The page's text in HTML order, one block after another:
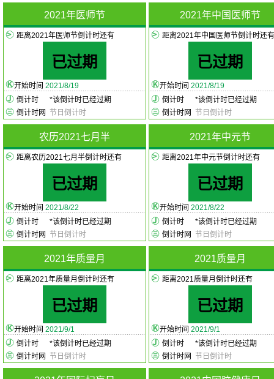
2021年医师节
距离2021年医师节倒计时还有
已过期
开始时间 2021/8/19
倒计时
*该倒计时已经过期
倒计时网
节日倒计时
2021年中国医师节
距离2021年中国医师节倒计时还有
已过期
开始时间 2021/8/19
倒计时
*该倒计时已经过期
倒计时网
节日倒计时
农历2021七月半
距离农历2021七月半倒计时还有
已过期
开始时间 2021/8/22
倒计时
*该倒计时已经过期
倒计时网
节日倒计时
2021年中元节
距离2021年中元节倒计时还有
已过期
开始时间 2021/8/22
倒计时
*该倒计时已经过期
倒计时网
节日倒计时
2021年质量月
距离2021年质量月倒计时还有
已过期
开始时间 2021/9/1
倒计时
*该倒计时已经过期
倒计时网
节日倒计时
2021质量月
距离2021质量月倒计时还有
已过期
开始时间 2021/9/1
倒计时
*该倒计时已经过期
倒计时网
节日倒计时